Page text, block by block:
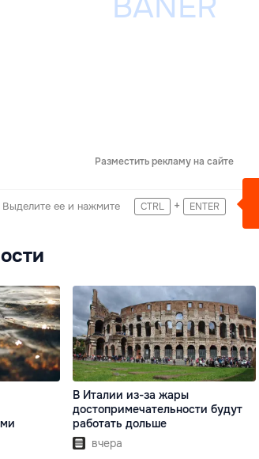
Разместить рекламу на сайте
Выделите ее и нажмите CTRL + ENTER
В Италии из-за жары
достопримечательности будут
работать дольше
вчера